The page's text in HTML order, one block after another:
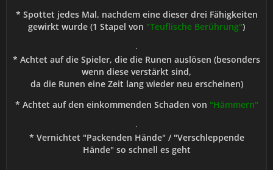
* Spottet jedes Mal, nachdem eine dieser drei Fähigkeiten
gewirkt wurde (1 Stapel von "Teuflische Berührung")
* Achtet auf die Spieler, die die Runen auslösen (besonders
wenn diese verstärkt sind,
da die Runen eine Zeit lang wieder neu erscheinen)
* Achtet auf den einkommenden Schaden von "Hämmern"
* Vernichtet "Packenden Hände" / "Verschleppende
Hände" so schnell es geht